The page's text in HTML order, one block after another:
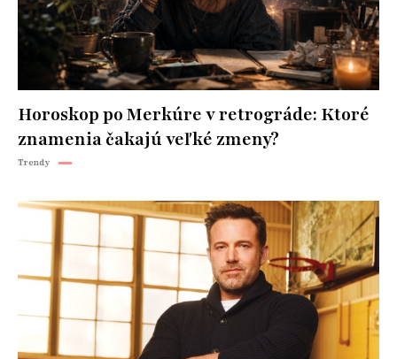
Horoskop po Merkúre v retrográde: Ktoré
znamenia čakajú veľké zmeny?
Trendy